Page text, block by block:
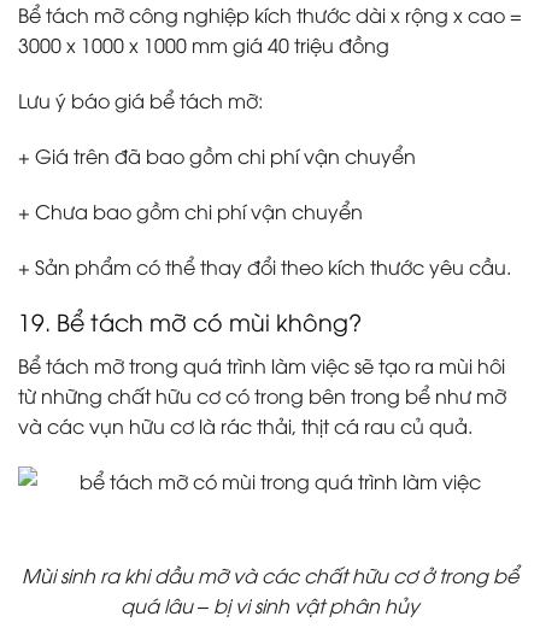
Bể tách mỡ công nghiệp kích thước dài x rộng x cao =
3000 x 1000 x 1000 mm giá 40 triệu đồng
Lưu ý báo giá bể tách mỡ:
+ Giá trên đã bao gồm chi phí vận chuyển
+ Chưa bao gồm chi phí vận chuyển
+ Sản phẩm có thể thay đổi theo kích thước yêu cầu.
19. Bể tách mỡ có mùi không?
Bể tách mỡ trong quá trình làm việc sẽ tạo ra mùi hôi
từ những chất hữu cơ có trong bên trong bể như mỡ
và các vụn hữu cơ là rác thải, thịt cá rau củ quả.
Mùi sinh ra khi dầu mỡ và các chất hữu cơ ở trong bể
quá lâu – bị vi sinh vật phân hủy